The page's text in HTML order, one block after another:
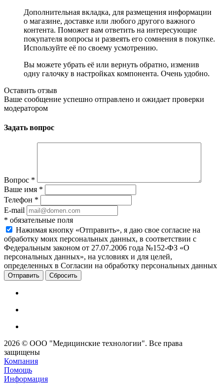
Дополнительная вкладка, для размещения информации
о магазине, доставке или любого другого важного
контента. Поможет вам ответить на интересующие
покупателя вопросы и развеять его сомнения в покупке.
Используйте её по своему усмотрению.
Вы можете убрать её или вернуть обратно, изменив
одну галочку в настройках компонента. Очень удобно.
Оставить отзыв
Ваше сообщение успешно отправлено и ожидает проверки
модератором
Задать вопрос
Вопрос *
Ваше имя *
Телефон *
E-mail
* обязательные поля
Нажимая кнопку «Отправить», я даю свое согласие на
обработку моих персональных данных, в соответствии с
Федеральным законом от 27.07.2006 года №152-ФЗ «О
персональных данных», на условиях и для целей,
определенных в Согласии на обработку персональных данных
Сбросить
2026 © ООО "Медицинские технологии". Все права
защищены
Компания
Помощь
Информация